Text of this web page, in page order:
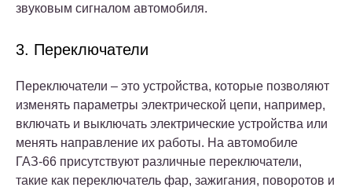
звуковым сигналом автомобиля.
3. Переключатели
Переключатели – это устройства, которые позволяют
изменять параметры электрической цепи, например,
включать и выключать электрические устройства или
менять направление их работы. На автомобиле
ГАЗ-66 присутствуют различные переключатели,
такие как переключатель фар, зажигания, поворотов и